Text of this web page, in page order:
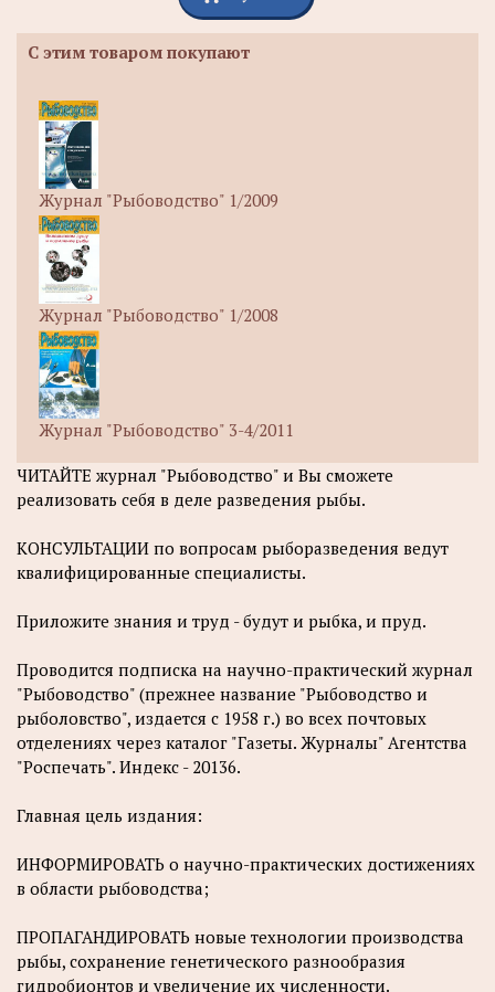
С этим товаром покупают
Журнал "Рыбоводство" 1/2009
Журнал "Рыбоводство" 1/2008
Журнал "Рыбоводство" 3-4/2011
ЧИТАЙТЕ журнал "Рыбоводство" и Вы сможете
реализовать себя в деле разведения рыбы.
КОНСУЛЬТАЦИИ по вопросам рыборазведения ведут
квалифицированные специалисты.
Приложите знания и труд - будут и рыбка, и пруд.
Проводится подписка на научно-практический журнал
"Рыбоводство" (прежнее название "Рыбоводство и
рыболовство", издается с 1958 г.) во всех почтовых
отделениях через каталог "Газеты. Журналы" Агентства
"Роспечать". Индекс - 20136.
Главная цель издания:
ИНФОРМИРОВАТЬ о научно-практических достижениях
в области рыбоводства;
ПРОПАГАНДИРОВАТЬ новые технологии производства
рыбы, сохранение генетического разнообразия
гидробионтов и увеличение их численности.